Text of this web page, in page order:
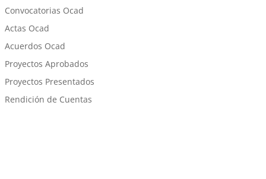
Convocatorias Ocad
Actas Ocad
Acuerdos Ocad
Proyectos Aprobados
Proyectos Presentados
Rendición de Cuentas